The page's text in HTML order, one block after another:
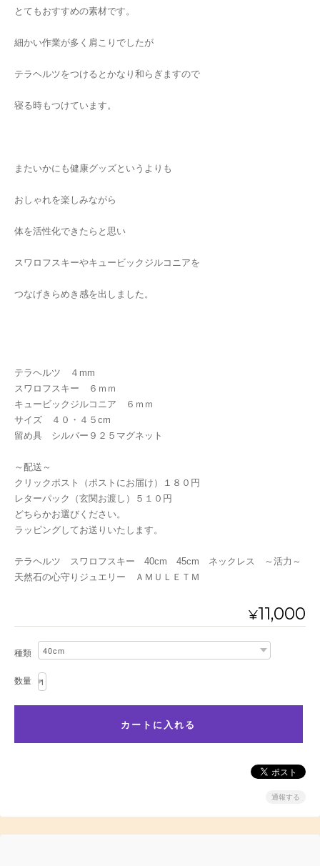
とてもおすすめの素材です。
細かい作業が多く肩こりでしたが
テラヘルツをつけるとかなり和らぎますので
寝る時もつけています。
またいかにも健康グッズというよりも
おしゃれを楽しみながら
体を活性化できたらと思い
スワロフスキーやキュービックジルコニアを
つなげきらめき感を出しました。
テラヘルツ ４mm
スワロフスキー ６ｍｍ
キュービックジルコニア ６ｍｍ
サイズ ４０・４５cm
留め具 シルバー９２５マグネット
～配送～
クリックポスト（ポストにお届け）１８０円
レターパック（玄関お渡し）５１０円
どちらかお選びください。
ラッピングしてお送りいたします。
テラヘルツ スワロフスキー 40cm 45cm ネックレス ～活力～
天然石の心守りジュエリー ＡＭＵＬＥＴＭ
¥11,000
種類
数量
通報する